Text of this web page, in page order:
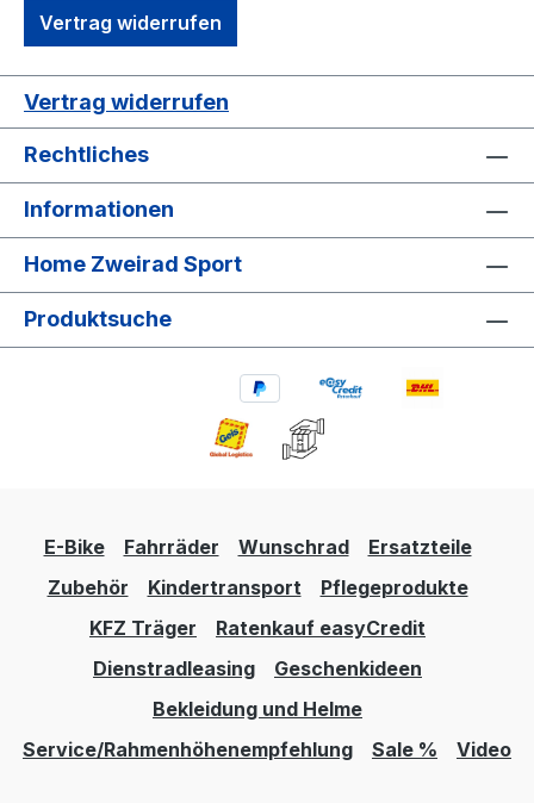
Vertrag widerrufen
Vertrag widerrufen
Rechtliches
Informationen
Home Zweirad Sport
Produktsuche
E-Bike Fahrräder Wunschrad
Ersatzteile
Zubehör
Kindertransport
Pflegeprodukte
KFZ Träger
Ratenkauf easyCredit
Dienstradleasing
Geschenkideen
Bekleidung und Helme
Service/Rahmenhöhenempfehlung
Sale % Video